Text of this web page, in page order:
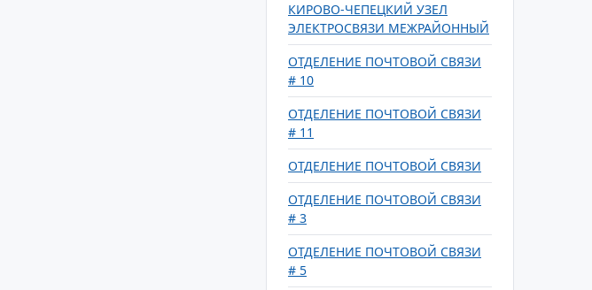
КИРОВО-ЧЕПЕЦКИЙ УЗЕЛ
ЭЛЕКТРОСВЯЗИ МЕЖРАЙОННЫЙ
ОТДЕЛЕНИЕ ПОЧТОВОЙ СВЯЗИ
# 10
ОТДЕЛЕНИЕ ПОЧТОВОЙ СВЯЗИ
# 11
ОТДЕЛЕНИЕ ПОЧТОВОЙ СВЯЗИ
ОТДЕЛЕНИЕ ПОЧТОВОЙ СВЯЗИ
# 3
ОТДЕЛЕНИЕ ПОЧТОВОЙ СВЯЗИ
# 5